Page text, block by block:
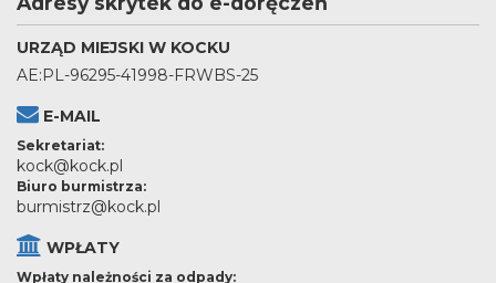
URZĄD MIEJSKI W KOCKU
AE:PL-96295-41998-FRWBS-25
E-MAIL
Sekretariat:
kock@kock.pl
Biuro burmistrza:
burmistrz@kock.pl
WPŁATY
Wpłaty należności za odpady: